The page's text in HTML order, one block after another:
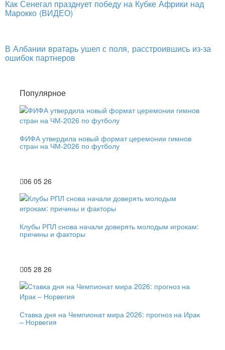
Как Сенегал празднует победу на Кубке Африки над
Марокко (ВИДЕО)
В Албании вратарь ушел с поля, расстроившись из-за
ошибок партнеров
Популярное
ФИФА утвердила новый формат церемонии гимнов
стран на ЧМ-2026 по футболу
06 05 26
Клубы РПЛ снова начали доверять молодым игрокам:
причины и факторы
05 28 26
Ставка дня на Чемпионат мира 2026: прогноз на Ирак
– Норвегия